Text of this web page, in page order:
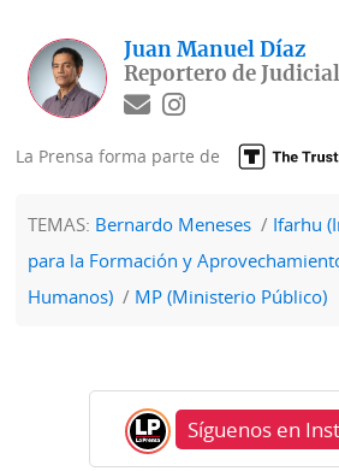
Juan Manuel Díaz
Reportero de
La Prensa forma parte de
TEMAS: Bernardo Meneses
Ifarhu
para la Formación y
Humanos)
MP (Ministerio Público)
Síguenos en